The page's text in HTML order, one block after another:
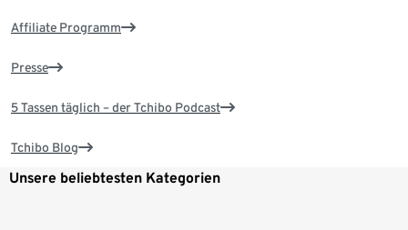
Affiliate Programm
Presse
5 Tassen täglich – der Tchibo Podcast
Tchibo Blog
Unsere beliebtesten Kategorien